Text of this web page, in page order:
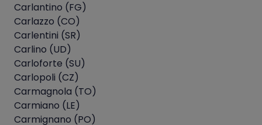
Carlantino (FG)
Carlazzo (CO)
Carlentini (SR)
Carlino (UD)
Carloforte (SU)
Carlopoli (CZ)
Carmagnola (TO)
Carmiano (LE)
Carmignano (PO)